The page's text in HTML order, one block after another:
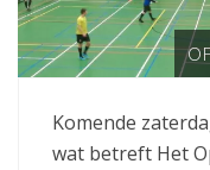
Komende
wat betreft Het